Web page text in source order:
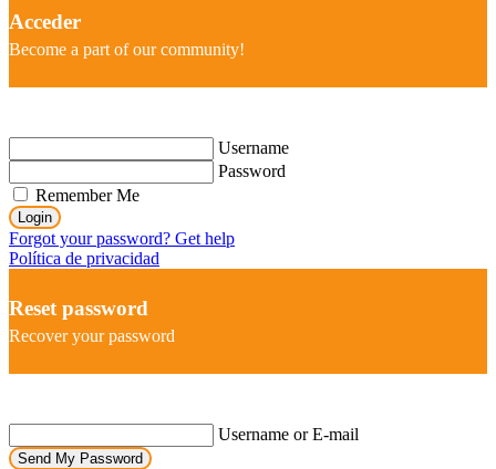
Acceder
Become a part of our community!
Username
Password
Remember Me
Login
Forgot your password? Get help
Política de privacidad
Reset password
Recover your password
Username or E-mail
Send My Password